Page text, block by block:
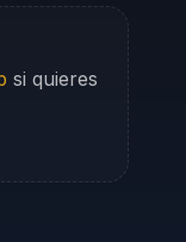
si quieres